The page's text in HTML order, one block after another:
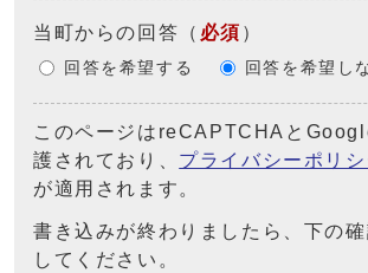
当町からの回答 （ 必須 ）
回答を希望する 回答を希望し
このページはreCAPTCHAと
護されており、 プライバシーポリシ
が適用されます。
書き込みが終わりましたら、下の
してください。